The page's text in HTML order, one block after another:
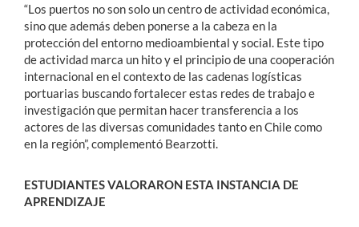
“Los puertos no son solo un centro de actividad económica,
sino que además deben ponerse a la cabeza en la
protección del entorno medioambiental y social. Este tipo
de actividad marca un hito y el principio de una cooperación
internacional en el contexto de las cadenas logísticas
portuarias buscando fortalecer estas redes de trabajo e
investigación que permitan hacer transferencia a los
actores de las diversas comunidades tanto en Chile como
en la región”, complementó Bearzotti.
ESTUDIANTES VALORARON ESTA INSTANCIA DE
APRENDIZAJE